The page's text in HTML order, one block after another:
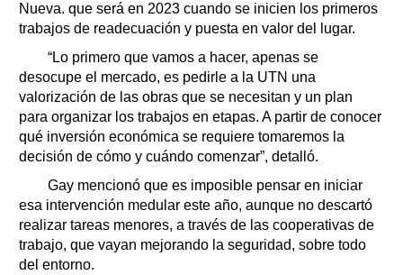
Nueva. que será en 2023 cuando se inicien los primeros
trabajos de readecuación y puesta en valor del lugar.
“Lo primero que vamos a hacer, apenas se
desocupe el mercado, es pedirle a la UTN una
valorización de las obras que se necesitan y un plan
para organizar los trabajos en etapas. A partir de conocer
qué inversión económica se requiere tomaremos la
decisión de cómo y cuándo comenzar”, detalló.
Gay mencionó que es imposible pensar en iniciar
esa intervención medular este año, aunque no descartó
realizar tareas menores, a través de las cooperativas de
trabajo, que vayan mejorando la seguridad, sobre todo
del entorno.